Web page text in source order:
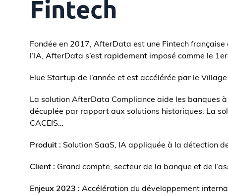
Fintech
Fondée en 2017, AfterData est une Fintech
l’IA, AfterData s’est rapidement imposé comme le
Elue Startup de l’année et est accélérée par le
La solution AfterData Compliance aide les banques
décuplée par rapport aux solutions historiques. La
CACEIS…
Produit : Solution SaaS, IA appliquée à la détection
Client : Grand compte, secteur de la banque et de
Enjeux 2023 : Accélération du développement